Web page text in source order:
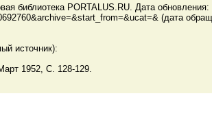
библиотека PORTALUS.RU. Дата обновления:
(дата
источник):
1952, C. 128-129.